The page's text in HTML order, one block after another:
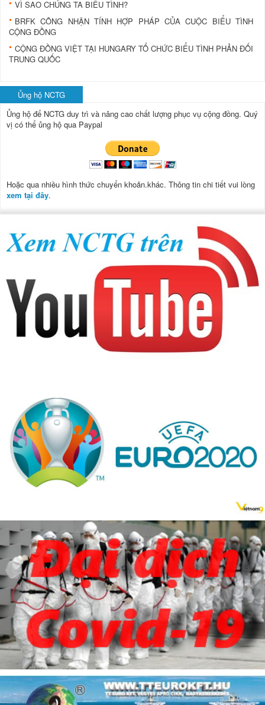
VÌ SAO CHÚNG TA BIỂU TÌNH?
BRFK CÔNG NHẬN TÍNH HỢP PHÁP CỦA CUỘC BIỂU TÌNH
CỘNG ĐỒNG
CỘNG ĐỒNG VIỆT TẠI HUNGARY TỔ CHỨC BIỂU TÌNH PHẢN ĐỐI
TRUNG QUỐC
Ủng hộ NCTG
Ủng hộ để NCTG duy trì và nâng cao chất lượng phục vụ cộng đồng. Quý
vị có thể ủng hộ qua Paypal
Hoặc qua nhiều hình thức chuyển khoản.khác. Thông tin chi tiết vui lòng
xem tại đây.